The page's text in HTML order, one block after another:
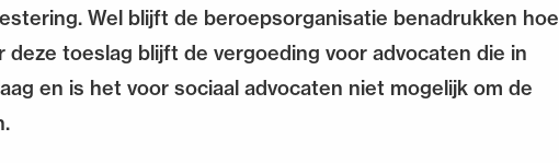
Wel blijft de beroepsorganisatie benadrukken hoe
toeslag blijft de vergoeding voor advocaten die in
en is het voor sociaal advocaten niet mogelijk om de